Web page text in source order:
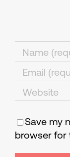
Save my
browser for